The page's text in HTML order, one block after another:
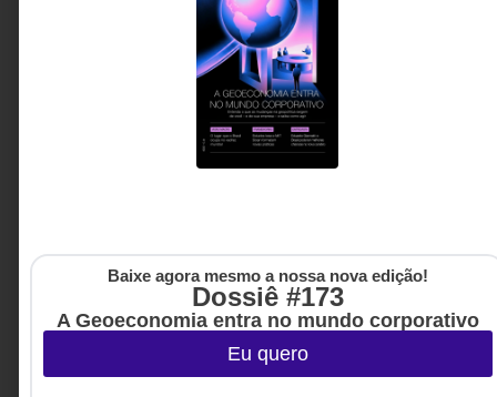
Baixe agora mesmo a nossa nova edição!
Dossiê #173
A Geoeconomia entra no mundo corporativo
Eu quero